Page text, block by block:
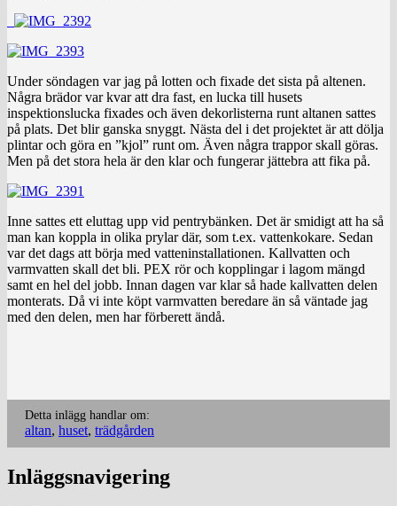
Under söndagen var jag på lotten och fixade det sista på altenen.
Några brädor var kvar att dra fast, en lucka till husets
inspektionslucka fixades och även dekorlisterna runt altanen sattes
på plats. Det blir ganska snyggt. Nästa del i det projektet är att dölja
plintar och göra en ”kjol” runt om. Även några trappor skall göras.
Men på det stora hela är den klar och fungerar jättebra att fika på.
Inne sattes ett eluttag upp vid pentrybänken. Det är smidigt att ha så
man kan koppla in olika prylar där, som t.ex. vattenkokare. Sedan
var det dags att börja med vatteninstallationen. Kallvatten och
varmvatten skall det bli. PEX rör och kopplingar i lagom mängd
samt en hel del jobb. Innan dagen var klar så hade kallvatten delen
monterats. Då vi inte köpt varmvatten beredare än så väntade jag
med den delen, men har förberett ändå.
Detta inlägg handlar om:
altan, huset, trädgården
Inläggsnavigering